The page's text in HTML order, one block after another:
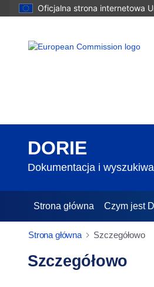
Oficjalna strona internetowa
DORIE
Dokumentacja i
Strona główna Czym jest
Strona główna Szczegółowo
Szczegółowo